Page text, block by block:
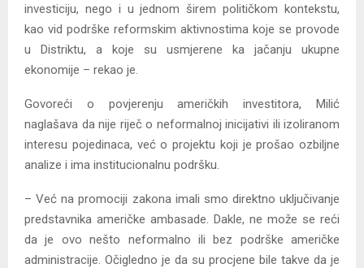
investiciju, nego i u jednom širem političkom kontekstu,
kao vid podrške reformskim aktivnostima koje se provode
u Distriktu, a koje su usmjerene ka jačanju ukupne
ekonomije – rekao je.
Govoreći o povjerenju američkih investitora, Milić
naglašava da nije riječ o neformalnoj inicijativi ili izoliranom
interesu pojedinaca, već o projektu koji je prošao ozbiljne
analize i ima institucionalnu podršku.
– Već na promociji zakona imali smo direktno uključivanje
predstavnika američke ambasade. Dakle, ne može se reći
da je ovo nešto neformalno ili bez podrške američke
administracije. Očigledno je da su procjene bile takve da je